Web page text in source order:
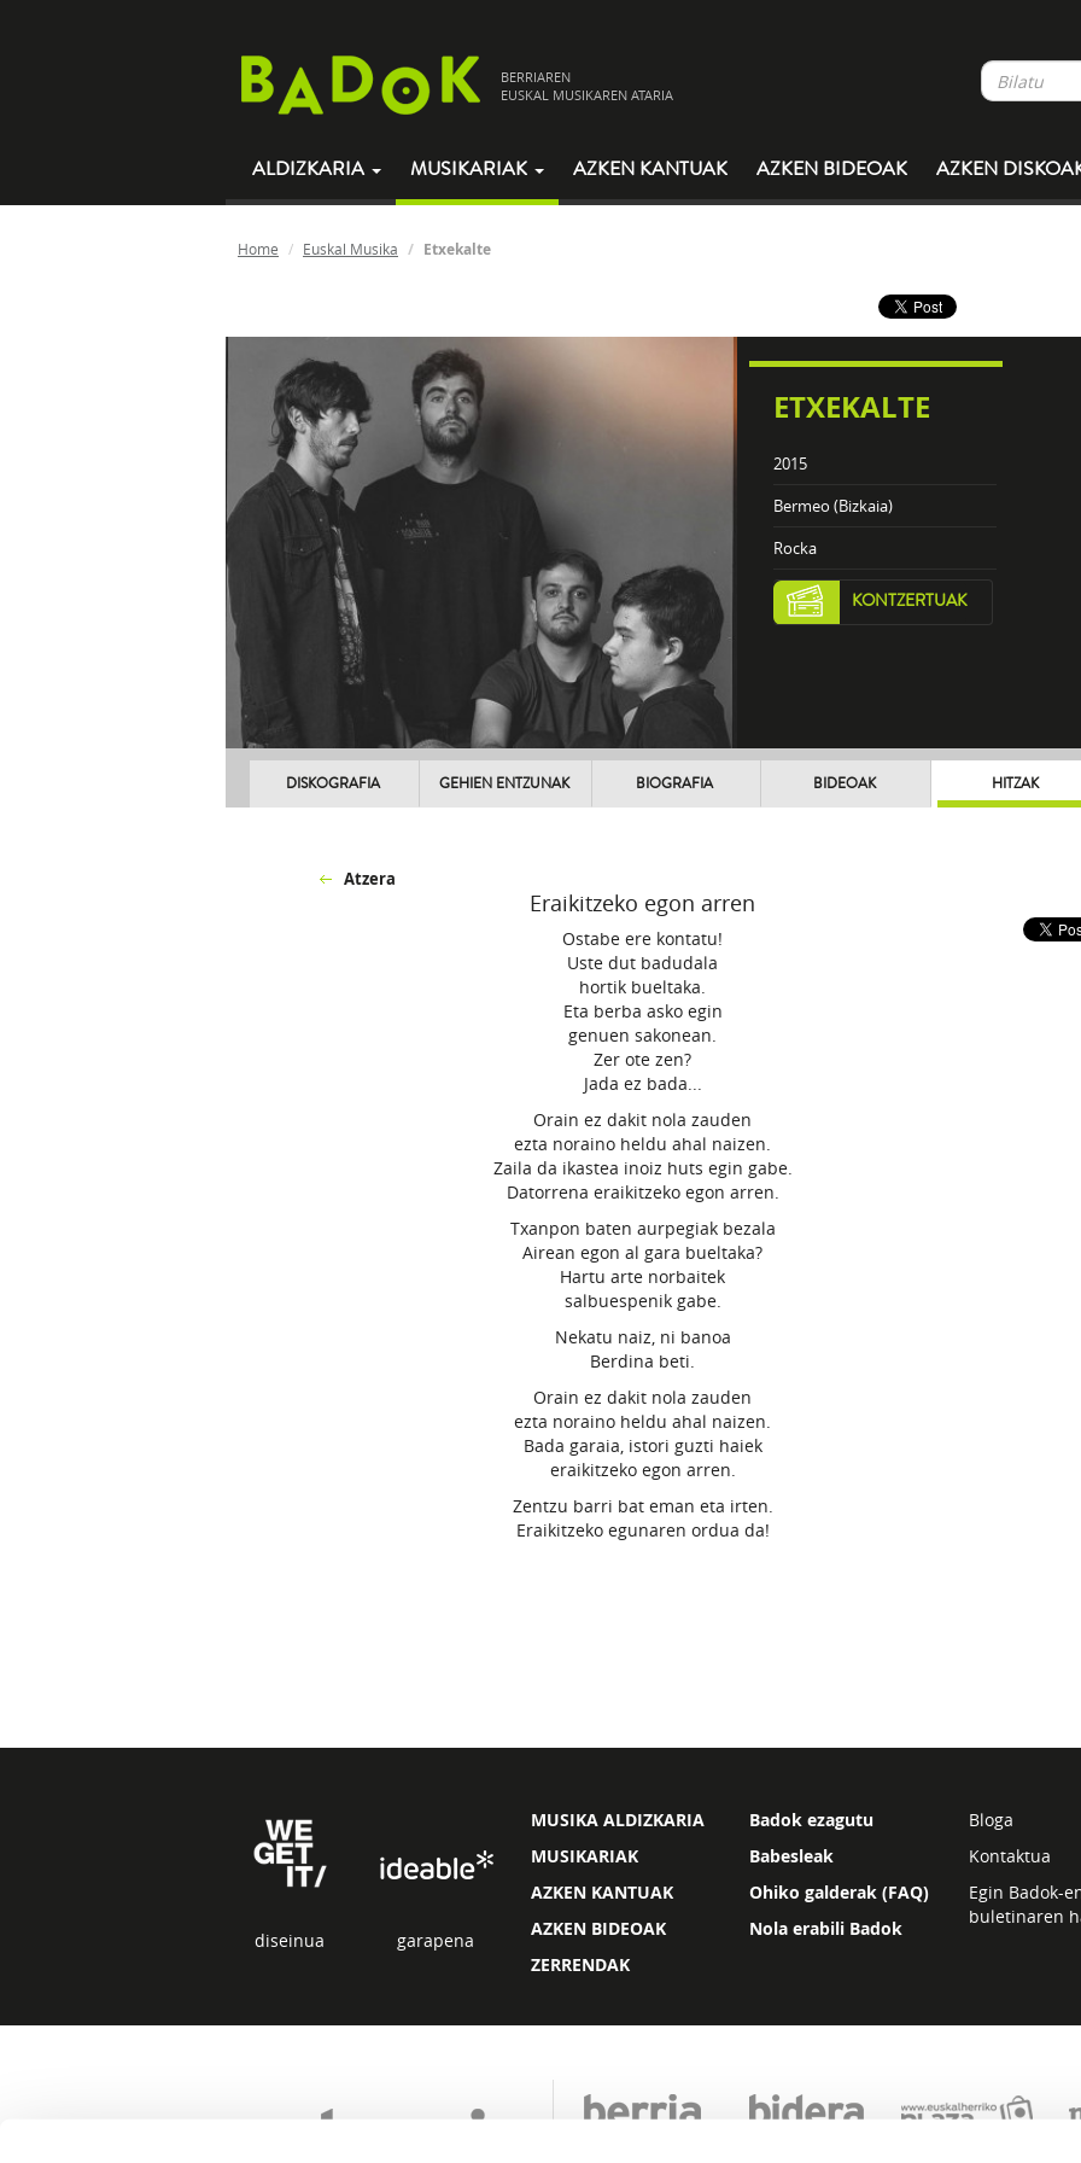
BERRIAREN
EUSKAL MUSIKAREN ATARIA
ALDIZKARIA MUSIKARIAK AZKEN KANTUAK AZKEN BIDEOAK AZKEN
Home Euskal Musika Etxekalte
ETXEKALTE
2015
Bermeo (Bizkaia)
Rocka
KONTZERTUAK
DISKOGRAFIA GEHIEN ENTZUNAK BIOGRAFIA BIDEOAK HITZAK
Atzera
Eraikitzeko egon arren
Ostabe ere kontatu!
Uste dut badudala
hortik bueltaka.
Eta berba asko egin
genuen sakonean.
Zer ote zen?
Jada ez bada...
Orain ez dakit nola zauden
ezta noraino heldu ahal naizen.
Zaila da ikastea inoiz huts egin gabe.
Datorrena eraikitzeko egon arren.
Txanpon baten aurpegiak bezala
Airean egon al gara bueltaka?
Hartu arte norbaitek
salbuespenik gabe.
Nekatu naiz, ni banoa
Berdina beti.
Orain ez dakit nola zauden
ezta noraino heldu ahal naizen.
Bada garaia, istori guzti haiek
eraikitzeko egon arren.
Zentzu barri bat eman eta irten.
Eraikitzeko egunaren ordua da!
diseinua garapena
MUSIKA ALDIZKARIA
MUSIKARIAK
AZKEN KANTUAK
AZKEN BIDEOAK
ZERRENDAK
Badok ezagutu
Babesleak
Ohiko galderak (FAQ)
Nola erabili Badok
Bloga
Kontaktua
Egin Badok-
buletinaren